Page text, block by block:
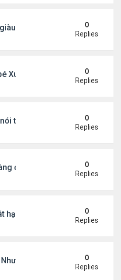
nhất Trung Quốc 2026
0
Replies
Xuân Mai ở Mỹ
0
Replies
thật về hôn nhân
0
Replies
đầu tg ở VN
0
Replies
hại cụ bà 91 tuổi, phi tang xác
0
Replies
- Hoắc Kiến Hoa
0
Replies